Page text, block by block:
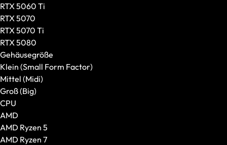
RTX 5060 Ti
RTX 5070
RTX 5070 Ti
RTX 5080
Gehäusegröße
Klein (Small Form Factor)
Mittel (Midi)
Groß (Big)
CPU
AMD
AMD Ryzen 5
AMD Ryzen 7
Tastaturen
Alle anzeigen
Formfaktor
Switches